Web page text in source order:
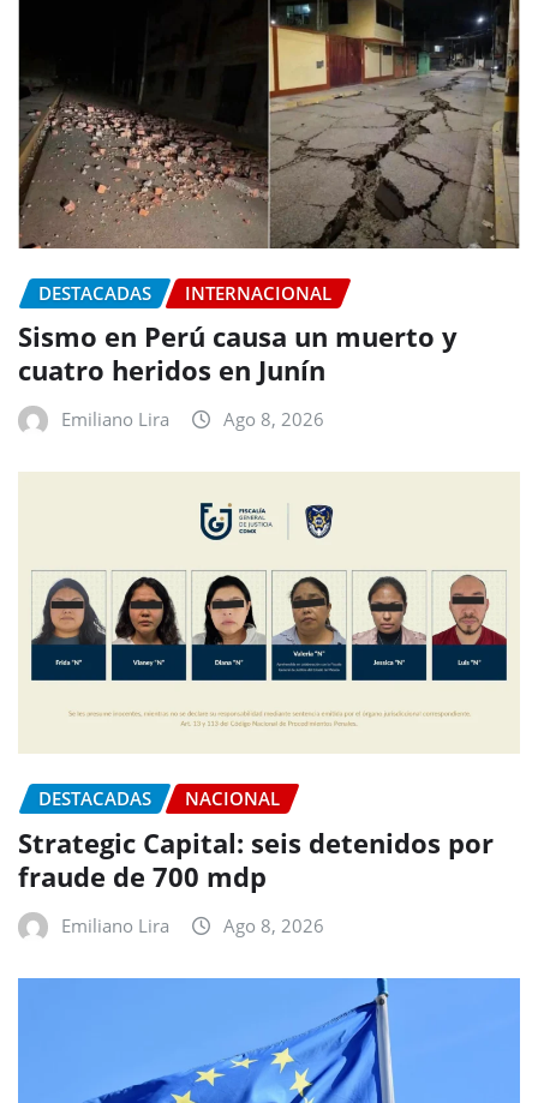
DESTACADAS INTERNACIONAL
Sismo en Perú causa un muerto y
cuatro heridos en Junín
Emiliano Lira Ago 8, 2026
DESTACADAS NACIONAL
Strategic Capital: seis detenidos por
fraude de 700 mdp
Emiliano Lira Ago 8, 2026